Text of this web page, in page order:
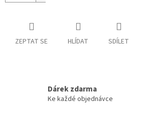
ZEPTAT SE HLÍDAT SDÍLET
Dárek zdarma
Ke každé objednávce